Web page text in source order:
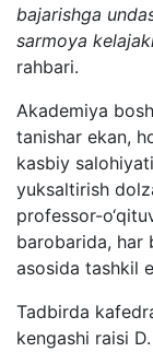
bajarishga
sarmoya
rahbari.
Akademiya
tanishar ekan,
kasbiy
yuksaltirish
professor-
barobarida, har
asosida tashkil
Tadbirda
kengashi raisi